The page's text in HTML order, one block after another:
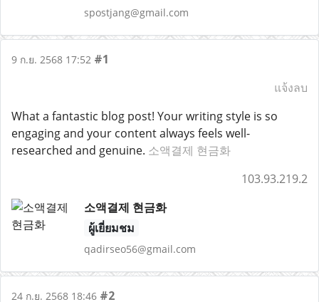
spostjang@gmail.com
9 ก.ย. 2568 17:52 #1
แจ้งลบ
What a fantastic blog post! Your writing style is so
engaging and your content always feels well-
researched and genuine. 소액결제 현금화
103.93.219.2
소액결제 현금화
ผู้เยี่ยมชม
qadirseo56@gmail.com
24 ก.ย. 2568 18:46 #2